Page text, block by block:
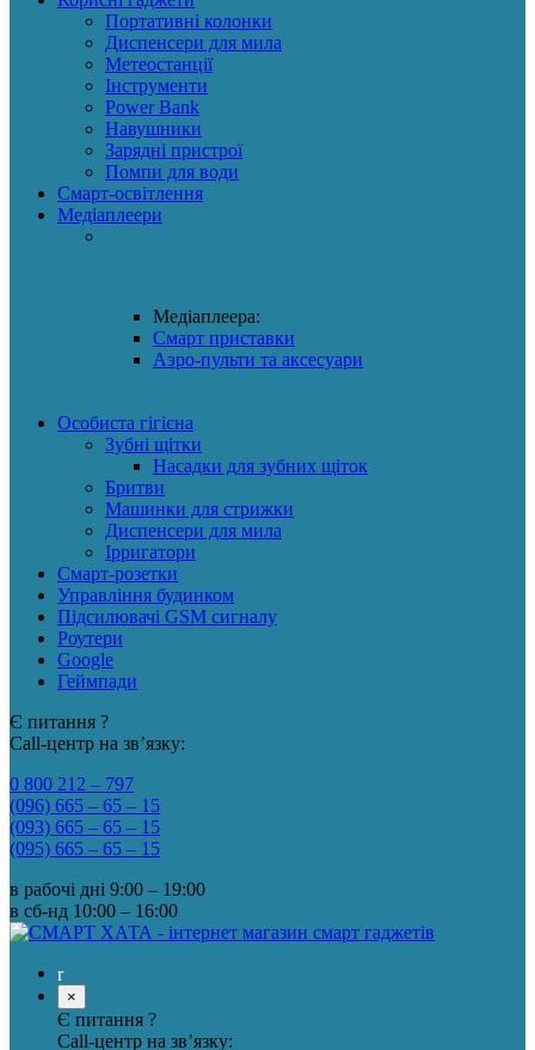
Портативні колонки
Диспенсери для мила
Метеостанції
Інструменти
Power Bank
Навушники
Зарядні пристрої
Помпи для води
Смарт-освітлення
Медіаплеери
Медіаплеера:
Смарт приставки
Аэро-пульти та аксесуари
Особиста гігієна
Зубні щітки
Насадки для зубних щіток
Бритви
Машинки для стрижки
Диспенсери для мила
Ірригатори
Смарт-розетки
Управління будинком
Підсилювачі GSM сигналу
Роутери
Google
Геймпади
Є питання ?
Call-центр на зв’язку:
0 800 212 – 797
(096) 665 – 65 – 15
(093) 665 – 65 – 15
(095) 665 – 65 – 15
в рабочі дні 9:00 – 19:00
в сб-нд 10:00 – 16:00
×
Є питання ?
Call-центр на зв’язку: